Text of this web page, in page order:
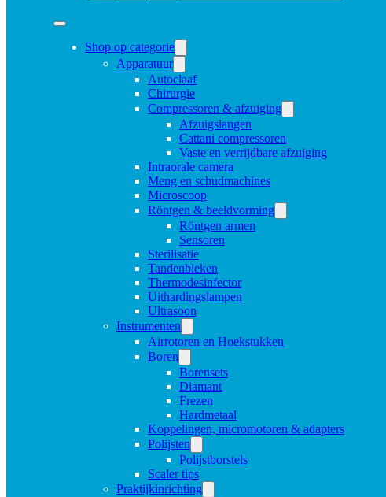
Shop op categorie
Apparatuur
Autoclaaf
Chirurgie
Compressoren & afzuiging
Afzuigslangen
Cattani compressoren
Vaste en verrijdbare afzuiging
Intraorale camera
Meng en schudmachines
Microscoop
Röntgen & beeldvorming
Röntgen armen
Sensoren
Sterilisatie
Tandenbleken
Thermodesinfector
Uithardingslampen
Ultrasoon
Instrumenten
Airrotoren en Hoekstukken
Boren
Borensets
Diamant
Frezen
Hardmetaal
Koppelingen, micromotoren & adapters
Polijsten
Polijstborstels
Scaler tips
Praktijkinrichting